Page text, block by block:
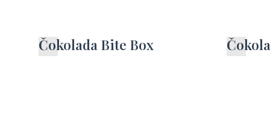
Čokolada Bite Box